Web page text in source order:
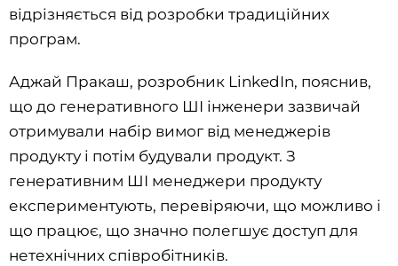
відрізняється від розробки традиційних
програм.
Аджай Пракаш, розробник LinkedIn, пояснив,
що до генеративного ШІ інженери зазвичай
отримували набір вимог від менеджерів
продукту і потім будували продукт. З
генеративним ШІ менеджери продукту
експериментують, перевіряючи, що можливо і
що працює, що значно полегшує доступ для
нетехнічних співробітників.